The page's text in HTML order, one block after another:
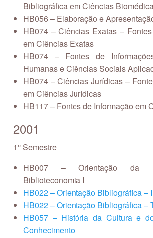
Bibliográfica em Ciências
HB056 – Elaboração e
HB074 – Ciências Exatas –
em Ciências Exatas
HB074 – Fontes de
Humanas e Ciências Sociais
HB074 – Ciências Jurídicas –
em Ciências Jurídicas
HB117 – Fontes de Informação em
2001
1° Semestre
HB007 – Orientação da
Biblioteconomia I
HB022 – Orientação Bibliográfica –
HB022 – Orientação Bibliográfica –
HB057 – História da Cultura e
Conhecimento